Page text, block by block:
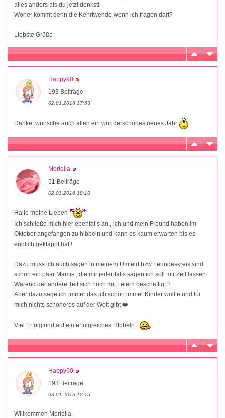
alles anders als du jetzt denkst!
Woher kommt denn die Kehrtwende wenn ich fragen darf?
Liebste Grüße
Happy90
193 Beiträge
02.01.2016 17:53
Danke, wünsche auch allen ein wunderschönes neues Jahr
Moriella
51 Beiträge
02.01.2016 18:10
Hallo meine Lieben
Ich schließe mich hier ebenfalls an , ich und mein Freund haben im
Oktober angefangen zu hibbeln und kann es kaum erwarten bis es
endlich geklappt hat !
Dazu muss ich auch sagen in meinem Umfeld bzw Feundeskreis sind
schon ein paar Mamis , die mir jedenfalls sagen ich soll mir Zeit lassen.
Wärend der andere Teil sich noch mit Feiern beschäftigt ?
Aber dazu sage ich immer das ich schon immer Kinder wollte und für
mich nichts schöneres auf der Welt gibt ❤️
Viel Erfolg und auf ein erfolgreiches HIbbeln
Happy90
193 Beiträge
03.01.2016 12:15
Willkommen Moriella,